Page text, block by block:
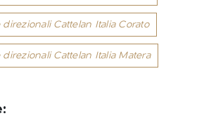
Cattelan Italia Corato
Cattelan Italia Matera